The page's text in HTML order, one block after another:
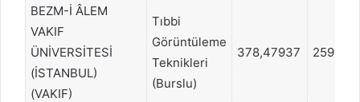
BEZM-İ ÂLEM
VAKIF
ÜNİVERSİTESİ
(İSTANBUL)
(VAKIF)
Tıbbi
Görüntüleme
Teknikleri
(Burslu)
378,47937 259937